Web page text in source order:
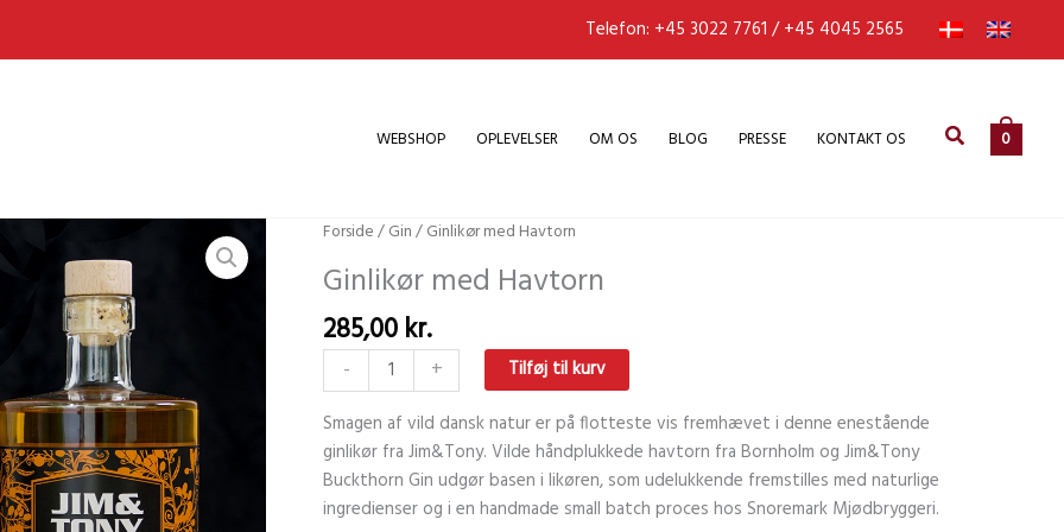
Telefon: +45 3022 7761 / +45 4045 2565
WEBSHOP OPLEVELSER OM OS BLOG PRESSE KONTAKT OS Søg 0
Forside/Gin/ Ginlikør med Havtorn
Ginlikør med Havtorn
285,00kr.
-
Ginlikør
med
Havtorn
antal
+
Tilføj til kurv
Smagen af vild dansk natur er på flotteste vis fremhævet i denne enestående
ginlikør fra Jim&Tony. Vilde håndplukkede havtorn fra Bornholm og Jim&Tony
Buckthorn Gin udgør basen i likøren, som udelukkende fremstilles med naturlige
ingredienser og i en handmade small batch proces hos Snoremark Mjødbryggeri.